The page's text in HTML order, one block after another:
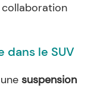
dans le SUV
suspension